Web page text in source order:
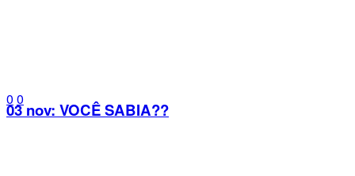
0 0
03 nov: VOCÊ SABIA??